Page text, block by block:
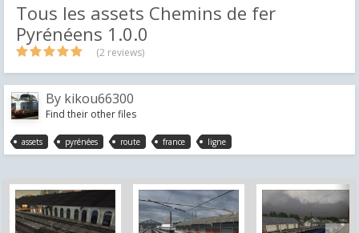
Tous les assets Chemins de fer
Pyrénéens 1.0.0
(2 reviews)
By kikou66300
Find their other files
assets pyrénées route france ligne